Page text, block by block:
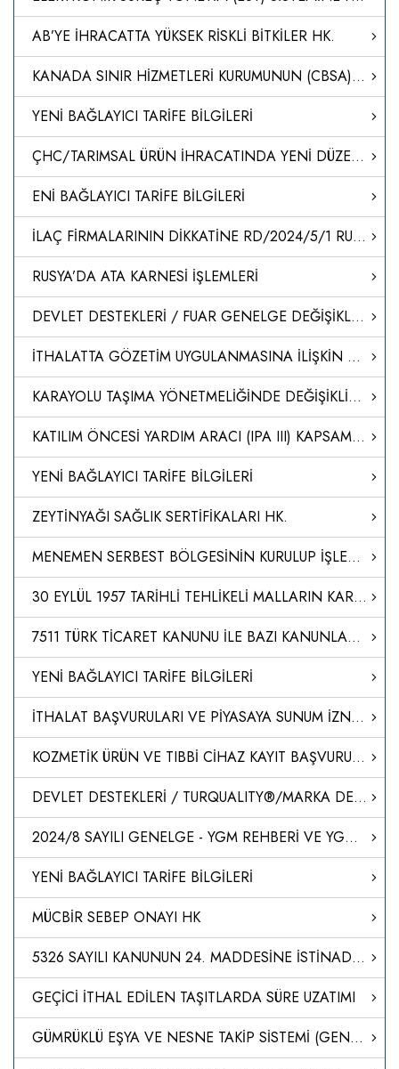
AB’YE İHRACATTA YÜKSEK RİSKLİ BİTKİLER HK.
KANADA SINIR HİZMETLERİ KURUMUNUN (CBSA) YENİ DİJİTAL KAYIT SİSTEMİ CARM-II HAKKINDA
YENİ BAĞLAYICI TARİFE BİLGİLERİ
ÇHC/TARIMSAL ÜRÜN İHRACATINDA YENİ DÜZENLEMELER
ENİ BAĞLAYICI TARİFE BİLGİLERİ
İLAÇ FİRMALARININ DİKKATİNE RD/2024/5/1 RUHSAT BAŞVURU SÜREÇLERİNİN BAŞLATILMASI
RUSYA’DA ATA KARNESİ İŞLEMLERİ
DEVLET DESTEKLERİ / FUAR GENELGE DEĞİŞİKLİĞİ HK.
İTHALATTA GÖZETİM UYGULANMASINA İLİŞKİN TEBLİĞ (TEBLİĞ NO: 2024/6)’DE DEĞİŞİKLİK YAPILMASINA DAİR TEBLİĞ
KARAYOLU TAŞIMA YÖNETMELİĞİNDE DEĞİŞİKLİK YAPILMASINA DAİR YÖNETMELİK
KATILIM ÖNCESİ YARDIM ARACI (IPA III) KAPSAMINDA AKDEDİLEN 2021 YILI TÜRKİYE İÇİN YILLIK EYLEM PLANINA AİT FİNANSMAN ANLAŞMASINDA DEĞİŞİKLİK YAPILMASINA İLİŞKİN OLARAK TÜRKİYE CUMHURİYETİ HÜKÜMETİ İLE AVRUPA KOMİSYONU ARASINDA 17/4/2024 VE 24/4/2024 TARİH
YENİ BAĞLAYICI TARİFE BİLGİLERİ
ZEYTİNYAĞI SAĞLIK SERTİFİKALARI HK.
MENEMEN SERBEST BÖLGESİNİN KURULUP İŞLETİLMESİ HAKKINDA KARAR (KARAR SAYISI: 8567)
30 EYLÜL 1957 TARİHLİ TEHLİKELİ MALLARIN KARAYOLU İLE ULUSLARARASI TAŞIMACILIĞINA İLİŞKİN AVRUPA ANLAŞMASININ (ADR) BAŞLIĞINDA DEĞİŞİKLİK YAPILMASINA DAİR PROTOKOLÜN ONAYLANMASI HAKKINDA KARAR (KARAR SAYISI: 8564)
7511 TÜRK TİCARET KANUNU İLE BAZI KANUNLARDA DEĞİŞİKLİK YAPILMASINA DAİR KANUN
YENİ BAĞLAYICI TARİFE BİLGİLERİ
İTHALAT BAŞVURULARI VE PİYASAYA SUNUM İZNİ HAKKINDA KILAVUZ
KOZMETİK ÜRÜN VE TIBBİ CİHAZ KAYIT BAŞVURULARI
DEVLET DESTEKLERİ / TURQUALITY®/MARKA DESTEK PROGRAMI
2024/8 SAYILI GENELGE - YGM REHBERİ VE YGM ÇALIŞMA BÖLGESİ
YENİ BAĞLAYICI TARİFE BİLGİLERİ
MÜCBİR SEBEP ONAYI HK
5326 SAYILI KANUNUN 24. MADDESİNE İSTİNADEN DÜZENLENEN CEZA KARARLARI
GEÇİCİ İTHAL EDİLEN TAŞITLARDA SÜRE UZATIMI
GÜMRÜKLÜ EŞYA VE NESNE TAKİP SİSTEMİ (GENTSİS)